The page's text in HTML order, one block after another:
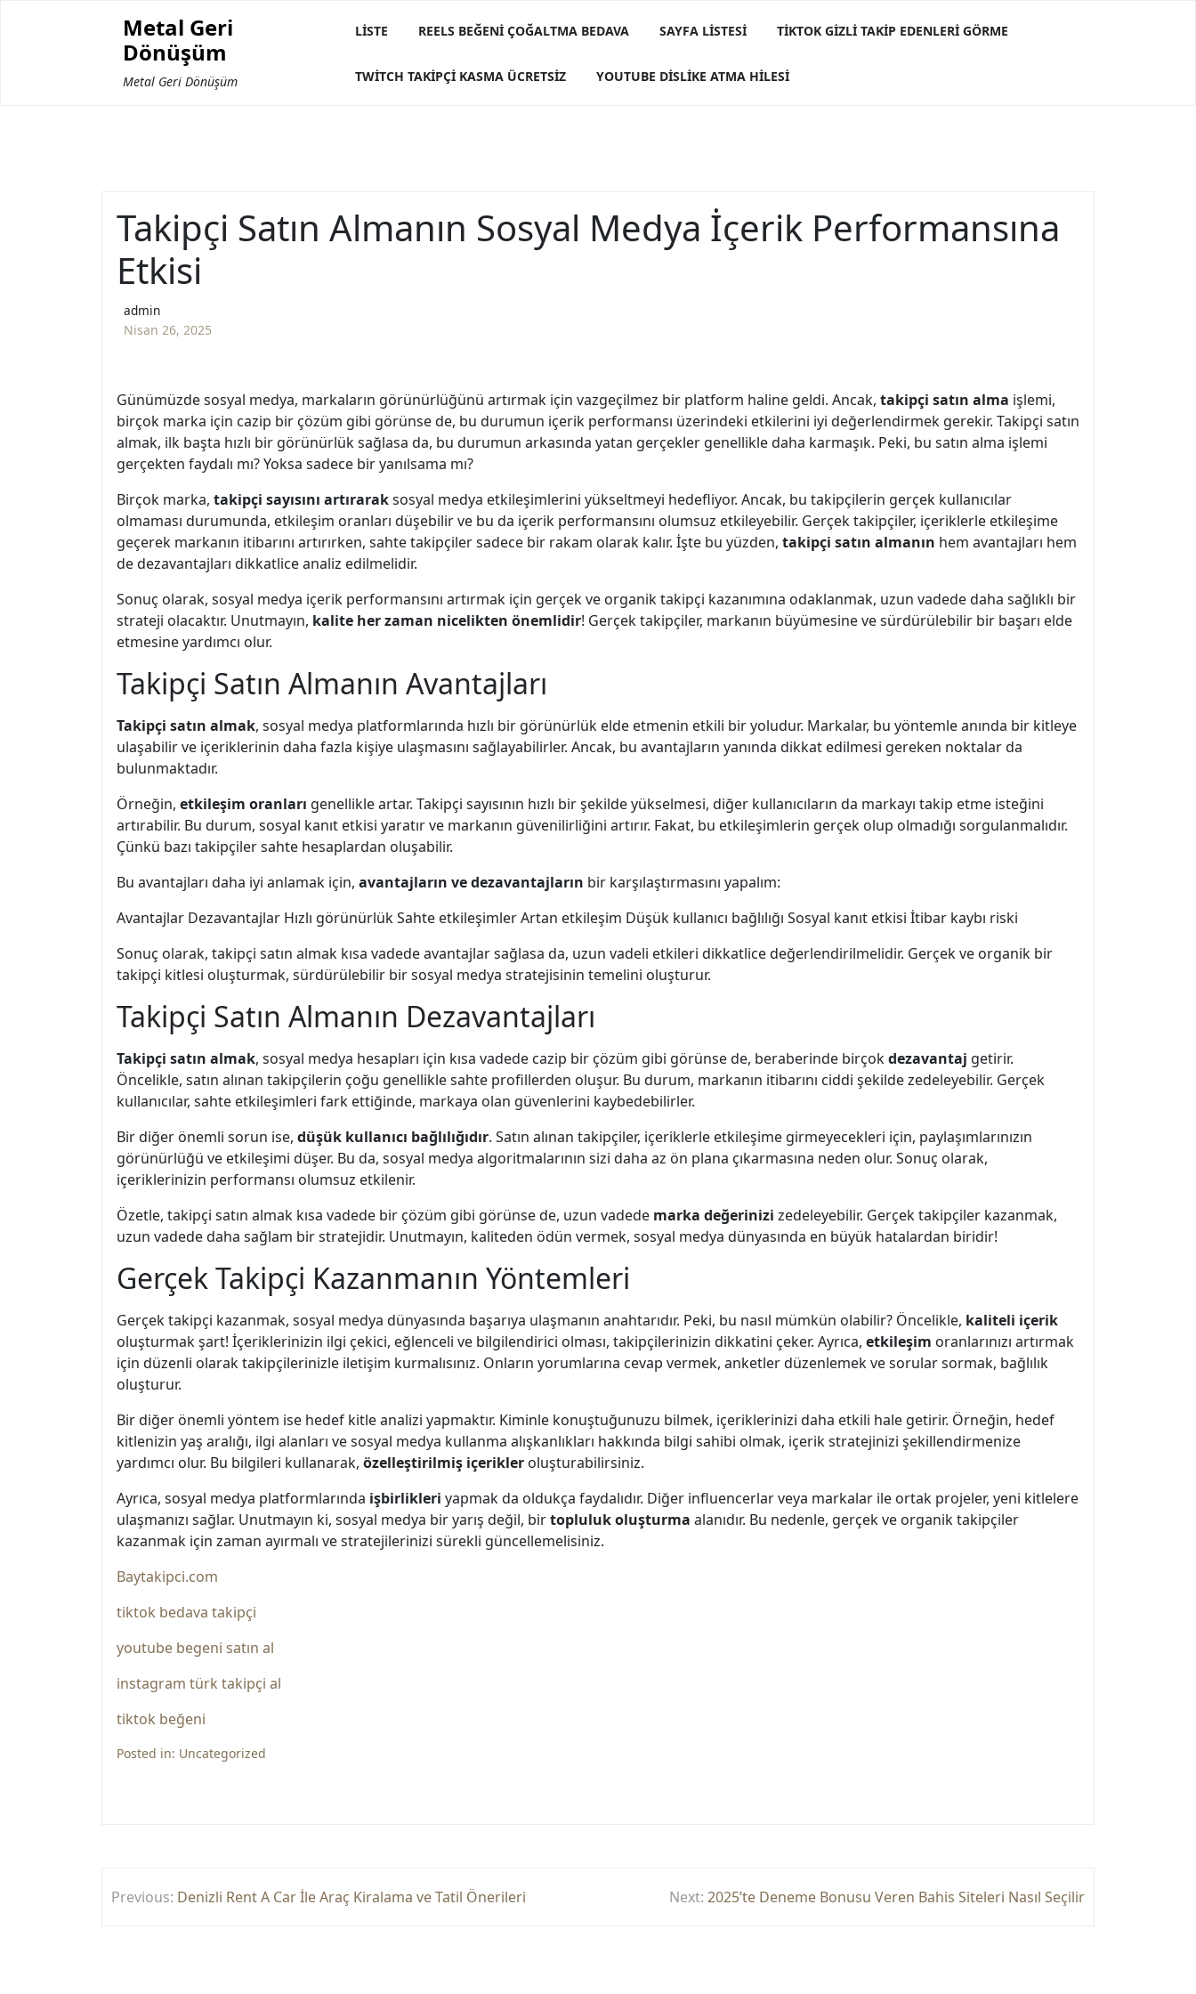
Metal Geri
Dönüşüm
Metal Geri Dönüşüm
LISTE REELS BEĞENI ÇOĞALTMA BEDAVA SAYFA LISTESI TIKTOK GIZLI TAKIP EDENLERI GÖRME
TWITCH TAKIPÇI KASMA ÜCRETSIZ YOUTUBE DISLIKE ATMA HILESI
Takipçi Satın Almanın Sosyal Medya İçerik Performansına
Etkisi
admin
Nisan 26, 2025
Günümüzde sosyal medya, markaların görünürlüğünü artırmak için vazgeçilmez bir platform haline geldi. Ancak, takipçi satın alma işlemi,
birçok marka için cazip bir çözüm gibi görünse de, bu durumun içerik performansı üzerindeki etkilerini iyi değerlendirmek gerekir. Takipçi satın
almak, ilk başta hızlı bir görünürlük sağlasa da, bu durumun arkasında yatan gerçekler genellikle daha karmaşık. Peki, bu satın alma işlemi
gerçekten faydalı mı? Yoksa sadece bir yanılsama mı?
Birçok marka, takipçi sayısını artıraraksosyal medya etkileşimlerini yükseltmeyi hedefliyor. Ancak, bu takipçilerin gerçek kullanıcılar
olmaması durumunda, etkileşim oranları düşebilir ve bu da içerik performansını olumsuz etkileyebilir. Gerçek takipçiler, içeriklerle etkileşime
geçerek markanın itibarını artırırken, sahte takipçiler sadece bir rakam olarak kalır. İşte bu yüzden, takipçi satın almanın hem avantajları hem
de dezavantajları dikkatlice analiz edilmelidir.
Sonuç olarak, sosyal medya içerik performansını artırmak için gerçek ve organik takipçi kazanımına odaklanmak, uzun vadede daha sağlıklı bir
strateji olacaktır. Unutmayın, kalite her zaman nicelikten önemlidir! Gerçek takipçiler, markanın büyümesine ve sürdürülebilir bir başarı elde
etmesine yardımcı olur.
Takipçi Satın Almanın Avantajları
Takipçi satın almak, sosyal medya platformlarında hızlı bir görünürlük elde etmenin etkili bir yoludur. Markalar, bu yöntemle anında bir kitleye
ulaşabilir ve içeriklerinin daha fazla kişiye ulaşmasını sağlayabilirler. Ancak, bu avantajların yanında dikkat edilmesi gereken noktalar da
bulunmaktadır.
Örneğin, etkileşim oranları genellikle artar. Takipçi sayısının hızlı bir şekilde yükselmesi, diğer kullanıcıların da markayı takip etme isteğini
artırabilir. Bu durum, sosyal kanıt etkisi yaratır ve markanın güvenilirliğini artırır. Fakat, bu etkileşimlerin gerçek olup olmadığı sorgulanmalıdır.
Çünkü bazı takipçiler sahte hesaplardan oluşabilir.
Bu avantajları daha iyi anlamak için, avantajların ve dezavantajların bir karşılaştırmasını yapalım:
Avantajlar Dezavantajlar Hızlı görünürlük Sahte etkileşimler Artan etkileşim Düşük kullanıcı bağlılığı Sosyal kanıt etkisi İtibar kaybı riski
Sonuç olarak, takipçi satın almak kısa vadede avantajlar sağlasa da, uzun vadeli etkileri dikkatlice değerlendirilmelidir. Gerçek ve organik bir
takipçi kitlesi oluşturmak, sürdürülebilir bir sosyal medya stratejisinin temelini oluşturur.
Takipçi Satın Almanın Dezavantajları
Takipçi satın almak, sosyal medya hesapları için kısa vadede cazip bir çözüm gibi görünse de, beraberinde birçokdezavantaj getirir.
Öncelikle, satın alınan takipçilerin çoğu genellikle sahte profillerden oluşur. Bu durum, markanın itibarını ciddi şekilde zedeleyebilir. Gerçek
kullanıcılar, sahte etkileşimleri fark ettiğinde, markaya olan güvenlerini kaybedebilirler.
Bir diğer önemli sorun ise, düşük kullanıcı bağlılığıdır. Satın alınan takipçiler, içeriklerle etkileşime girmeyecekleri için, paylaşımlarınızın
görünürlüğü ve etkileşimi düşer. Bu da, sosyal medya algoritmalarının sizi daha az ön plana çıkarmasına neden olur. Sonuç olarak,
içeriklerinizin performansı olumsuz etkilenir.
Özetle, takipçi satın almak kısa vadede bir çözüm gibi görünse de, uzun vadede marka değerinizi zedeleyebilir. Gerçek takipçiler kazanmak,
uzun vadede daha sağlam bir stratejidir. Unutmayın, kaliteden ödün vermek, sosyal medya dünyasında en büyük hatalardan biridir!
Gerçek Takipçi Kazanmanın Yöntemleri
Gerçek takipçi kazanmak, sosyal medya dünyasında başarıya ulaşmanın anahtarıdır. Peki, bu nasıl mümkün olabilir? Öncelikle, kaliteli içerik
oluşturmak şart! İçeriklerinizin ilgi çekici, eğlenceli ve bilgilendirici olması, takipçilerinizin dikkatini çeker. Ayrıca, etkileşim oranlarınızı artırmak
için düzenli olarak takipçilerinizle iletişim kurmalısınız. Onların yorumlarına cevap vermek, anketler düzenlemek ve sorular sormak, bağlılık
oluşturur.
Bir diğer önemli yöntem ise hedef kitle analizi yapmaktır. Kiminle konuştuğunuzu bilmek, içeriklerinizi daha etkili hale getirir. Örneğin, hedef
kitlenizin yaş aralığı, ilgi alanları ve sosyal medya kullanma alışkanlıkları hakkında bilgi sahibi olmak, içerik stratejinizi şekillendirmenize
yardımcı olur. Bu bilgileri kullanarak, özelleştirilmiş içerikler oluşturabilirsiniz.
Ayrıca, sosyal medya platformlarında işbirlikleri yapmak da oldukça faydalıdır. Diğer influencerlar veya markalar ile ortak projeler, yeni kitlelere
ulaşmanızı sağlar. Unutmayın ki, sosyal medya bir yarış değil, birtopluluk oluşturma alanıdır. Bu nedenle, gerçek ve organik takipçiler
kazanmak için zaman ayırmalı ve stratejilerinizi sürekli güncellemelisiniz.
Baytakipci.com
tiktok bedava takipçi
youtube begeni satın al
instagram türk takipçi al
tiktok beğeni
Posted in: Uncategorized
Yazı
Previous: Denizli Rent A Car İle Araç Kiralama ve Tatil Önerileri Next: 2025’te Deneme Bonusu Veren Bahis Siteleri Nasıl Seçilir